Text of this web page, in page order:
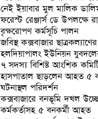
নেই ইয়াবার মুল মালিক
ফরেস্ট রেঞ্জার্স ডে উপলক্ষে
বৃক্ষরোপণ কর্মসূচি পালন
জবিস্থ কক্সবাজার
হলদিয়াপালং ইউনিয়ন
৭ সদস্য বিশিষ্ট আংশিক
হাসপাতাল ছাড়লেন আহত ৫
ঘটনাস্থল পরিদর্শন
কক্সবাজারে বনভূমি দখল
কর্মকর্তাসহ ৫ বনকর্মী আহত